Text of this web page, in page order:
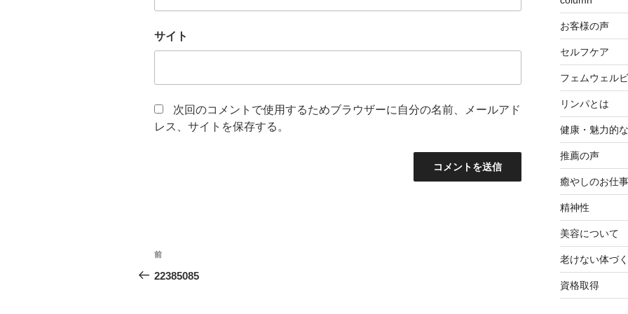
サイト
次回のコメントで使用するためブラウザーに自分の名前、メールアド
レス、サイトを保存する。
投
稿
前
の
前
22385085
お客様の声
セルフケア
フェムウェル
リンパとは
健康・魅力的
推薦の声
癒やしのお仕事
精神性
美容について
老けない体づ
資格取得